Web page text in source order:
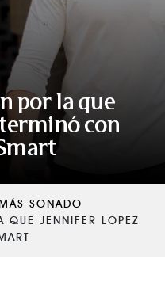
por la que
con
SONADO
QUE JENNIFER LOPEZ